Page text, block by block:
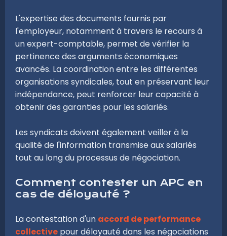
L'expertise des documents fournis par
l'employeur, notamment à travers le recours à
un expert-comptable, permet de vérifier la
pertinence des arguments économiques
avancés. La coordination entre les différentes
organisations syndicales, tout en préservant leur
indépendance, peut renforcer leur capacité à
obtenir des garanties pour les salariés.
Les syndicats doivent également veiller à la
qualité de l'information transmise aux salariés
tout au long du processus de négociation.
Comment contester un APC en
cas de déloyauté ?
La contestation d'un accord de performance
collective pour déloyauté dans les négociations